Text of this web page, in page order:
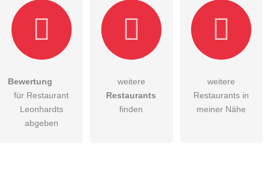
Hiermit akzeptiere ich dieAGB
DieDatenschutzerklärung habe ich zur Kenntnis genommen.
Bewertung
für Restaurant
Leonhardts
abgeben
weitere
Restaurants
finden
weitere
Restaurants in
meiner Nähe